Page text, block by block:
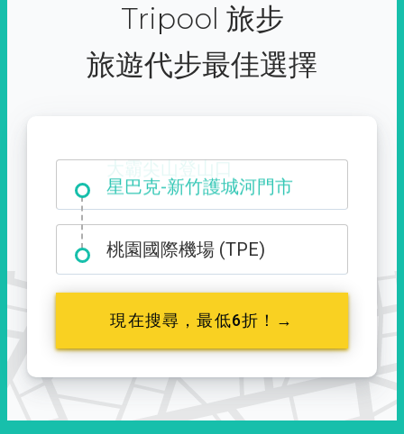
Tripool 旅步
旅遊代步最佳選擇
大霸尖山登山口
桃園國際機場 (TPE)
現在搜尋，最低6折！→